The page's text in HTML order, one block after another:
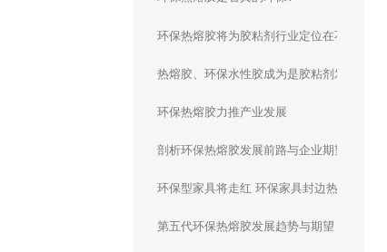
环保热熔胶将为胶粘剂行业定位在不败之地
热熔胶、环保水性胶成为是胶粘剂发展新里程
环保热熔胶力推产业发展
剖析环保热熔胶发展前路与企业期望
环保型家具将走红 环保家具封边热熔胶是关
第五代环保热熔胶发展趋势与期望